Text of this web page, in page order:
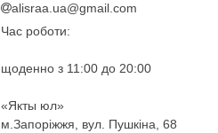
alisraa.ua@gmail.com
Час роботи:
щоденно з 11:00 до 20:00
«Якты юл»
м.Запоріжжя, вул. Пушкіна, 68